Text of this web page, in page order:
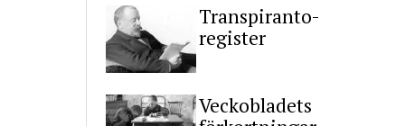
Transpiranto-
register
Veckobladets